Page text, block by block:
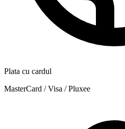
Plata cu cardul
MasterCard / Visa / Pluxee